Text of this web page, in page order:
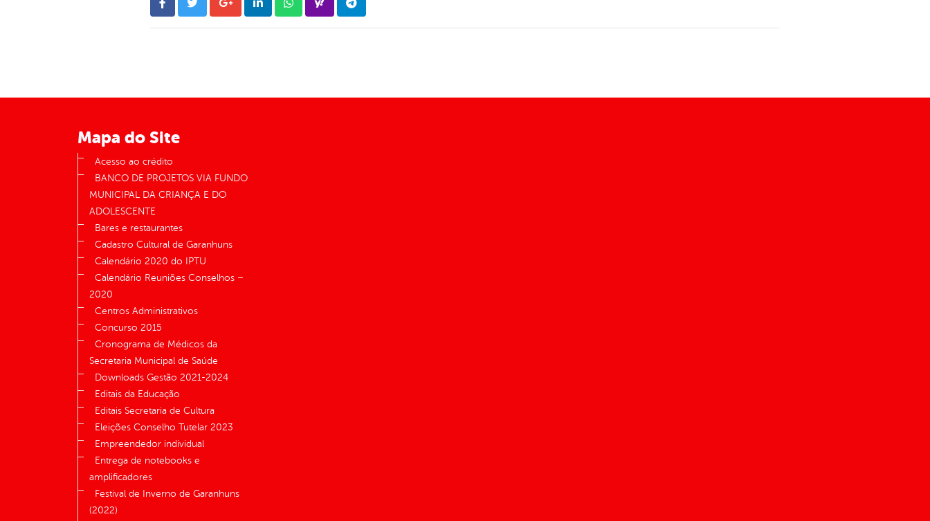
Mapa do Site
Acesso ao crédito
BANCO DE PROJETOS VIA FUNDO
MUNICIPAL DA CRIANÇA E DO
ADOLESCENTE
Bares e restaurantes
Cadastro Cultural de Garanhuns
Calendário 2020 do IPTU
Calendário Reuniões Conselhos –
2020
Centros Administrativos
Concurso 2015
Cronograma de Médicos da
Secretaria Municipal de Saúde
Downloads Gestão 2021-2024
Editais da Educação
Editais Secretaria de Cultura
Eleições Conselho Tutelar 2023
Empreendedor individual
Entrega de notebooks e
amplificadores
Festival de Inverno de Garanhuns
(2022)